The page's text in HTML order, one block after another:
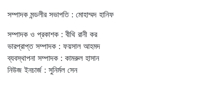
সম্পাদক মন্ডলীর সভাপতি : মোহাম্মদ হানিফ
সম্পাদক ও প্রকাশক : বীথি রানী কর
ভারপ্রাপ্ত সম্পাদক : ফয়সাল আহমদ
ব্যবস্থাপনা সম্পাদক : কামরুল হাসান
নিউজ ইনচার্জ : সুনির্মল সেন